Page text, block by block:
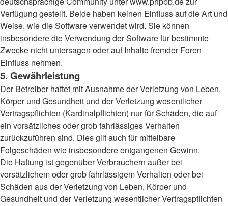
Verfügung gestellt. Beide haben keinen Einfluss auf die Art und
Weise, wie die Software verwendet wird. Sie können
insbesondere die Verwendung der Software für bestimmte
Zwecke nicht untersagen oder auf Inhalte fremder Foren
Einfluss nehmen.
5. Gewährleistung
Der Betreiber haftet mit Ausnahme der Verletzung von Leben,
Körper und Gesundheit und der Verletzung wesentlicher
Vertragspflichten (Kardinalpflichten) nur für Schäden, die auf
ein vorsätzliches oder grob fahrlässiges Verhalten
zurückzuführen sind. Dies gilt auch für mittelbare
Folgeschäden wie insbesondere entgangenen Gewinn.
Die Haftung ist gegenüber Verbrauchern außer bei
vorsätzlichem oder grob fahrlässigem Verhalten oder bei
Schäden aus der Verletzung von Leben, Körper und
Gesundheit und der Verletzung wesentlicher Vertragspflichten